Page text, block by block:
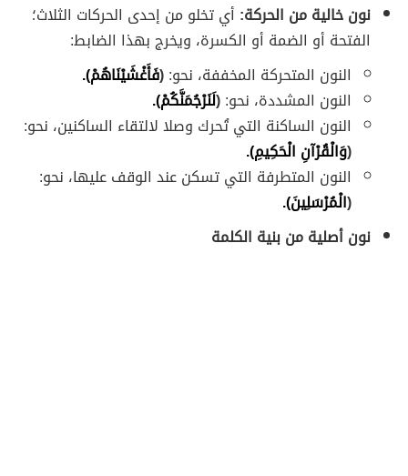
نون خالية من الحركة: أي تخلو من إحدى الحركات الثلاث؛
الفتحة أو الضمة أو الكسرة، ويخرج بهذا الضابط:
النون المتحركة المخففة، نحو:(فَأَغْشَيْنَاهُمْ).
النون المشددة، نحو:(لَنَرْجُمَنَّكُمْ).
النون الساكنة التي تُحرك وصلا لالتقاء الساكنين، نحو:
(وَالْقُرْآنِ الْحَكِيمِ).
النون المتطرفة التي تسكن عند الوقف عليها، نحو:
(الْمُرْسَلِينَ).
نون أصلية من بنية الكلمة